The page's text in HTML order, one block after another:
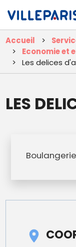
Accueil
Economie et
Les delices
LES